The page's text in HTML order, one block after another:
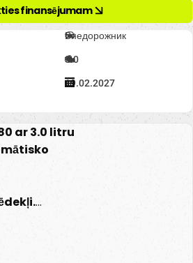
finansējumam
Внедорожник
3.0
19.02.2027
ar 3.0 litru
un apsildāmi